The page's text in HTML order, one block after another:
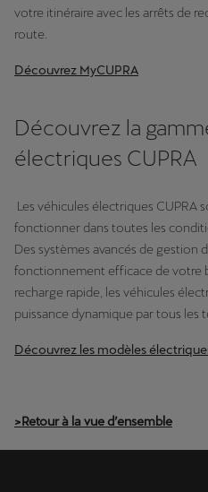
votre itinéraire avec les arrêts de
route.
Découvrez MyCUPRA
Découvrez la
électriques CUPRA
Les véhicules électriques CUPRA
fonctionner dans toutes les
Des systèmes avancés de gestion
fonctionnement efficace de votre
recharge rapide, les véhicules
puissance dynamique par tous les
Découvrez les modèles
>Retour à la vue d’ensemble